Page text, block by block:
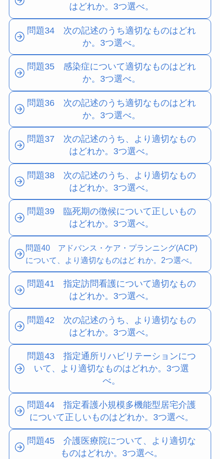
はどれか。3つ選べ。
問題34 次の記述のうち適切なものはどれ
か。3つ選べ。
問題35 感染症について適切なものはどれ
か。3つ選べ。
問題36 次の記述のうち適切なものはどれ
か。3つ選べ。
問題37 次の記述のうち、より適切なもの
はどれか。3つ選べ。
問題38 次の記述のうち、より適切なもの
はどれか。3つ選べ。
問題39 臨死期の徴候について正しいもの
はどれか。3つ選べ。
問題40 アドバンス・ケア・プランニング(ACP)
について、より適切なものはど れか。2つ選べ。
問題41 指定訪問看護について適切なもの
はどれか。3つ選べ。
問題42 次の記述のうち、より適切なもの
はどれか。3つ選べ。
問題43 指定通所リハビリテーションにつ
いて、より適切なものはどれか。3つ選
べ。
問題44 指定看護小規模多機能型居宅介護
について正しいものはどれか。3つ選べ。
問題45 介護医療院について、より適切な
ものはどれか。3つ選べ。